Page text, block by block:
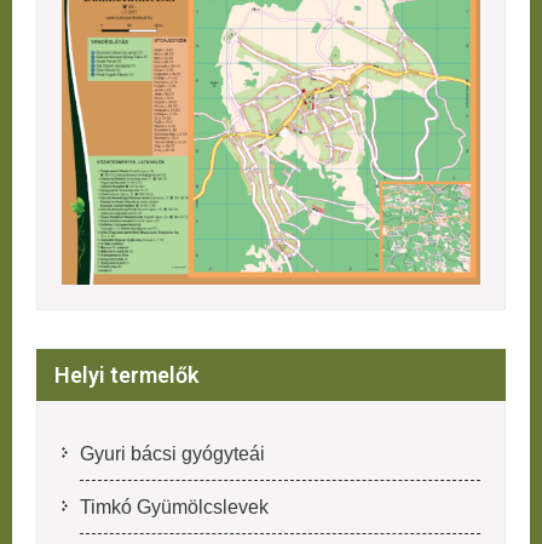
Helyi termelők
Gyuri bácsi gyógyteái
Timkó Gyümölcslevek